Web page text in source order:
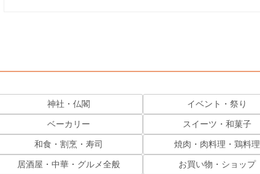
神社・仏閣 イベント・祭り
ベーカリー スイーツ・和菓子
和食・割烹・寿司 焼肉・肉料理・鶏料理
居酒屋・中華・グルメ全般 お買い物・ショップ